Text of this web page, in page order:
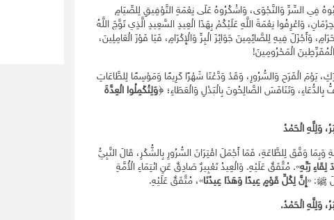
فِي السِّرِّ وَالنَّجْوَى، وَاشْكُرُوهُ عَلَى نِعْمَةِ التَّوْفِيقِ لِلصِّيَامِ
وَاعْرِفُوا نِعْمَةَ اللَّهِ عَلَيْكُمْ بِهَذَا الْعِيدِ السَّعِيدِ الَّذِي تَوَّجَ اللَّهُ
وَأَجْزَلَ فِيهِ لِلصَّائِمِينَ جَوَائِزَ الْبِرِّ وَالْإِكْرَامِ، فَيَا فَوْزَ الْعَامِلِينَ،
الْمَحْرُومِينَ!
يَوْمَ الْفَرَحِ وَالسُّرُورِ، وَقَدْ وَدَّعْنَا شَهْرًا كَرِيمًا وَمَوْسِمًا لِلطَّاعَاتِ
وَتَنَافَسَ الصَّالِحُونَ بِالْبَذْلِ وَالْعَطَاءِ؛ ﴿وَلِتُكْمِلُوا الْعِدَّةَ
وَلِلَّهِ الْحَمْدُ
وَبِمَا وَفَّقَ لِلطَّاعَةِ، فَمَا أَجْمَلَ اقْتِرَانَ السُّرُورِ بِالشُّكْرِ، قَالَ النَّبِيُّ
رَبِّهِ». مُتَّفَقٌ عَلَيْهِ. وَالْعِيدُ تَعْبِيرٌ صَادِقٌ عَنِ انْتِمَاءِ الْأُمَّةِ
ﷺ: «إِنَّ لِكُلِّ قَوْمٍ عِيدًا وَهَذَا عِيدُنَا»، مُتَّفَقٌ عَلَيْهِ.
وَلِلَّهِ الْحَمْدُ.